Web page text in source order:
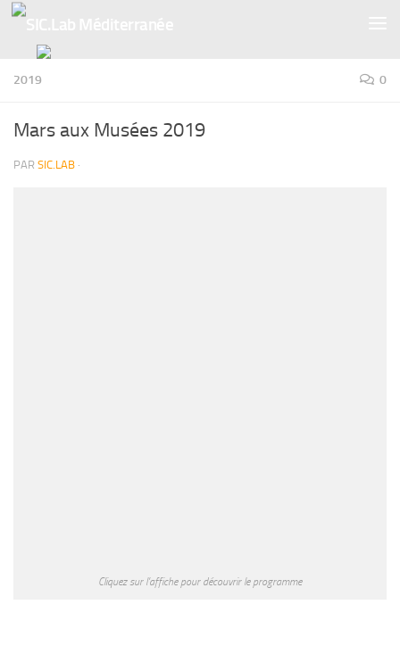
2019 0
Mars aux Musées 2019
PAR SIC.LAB ·
Cliquez sur l’affiche pour découvrir le programme